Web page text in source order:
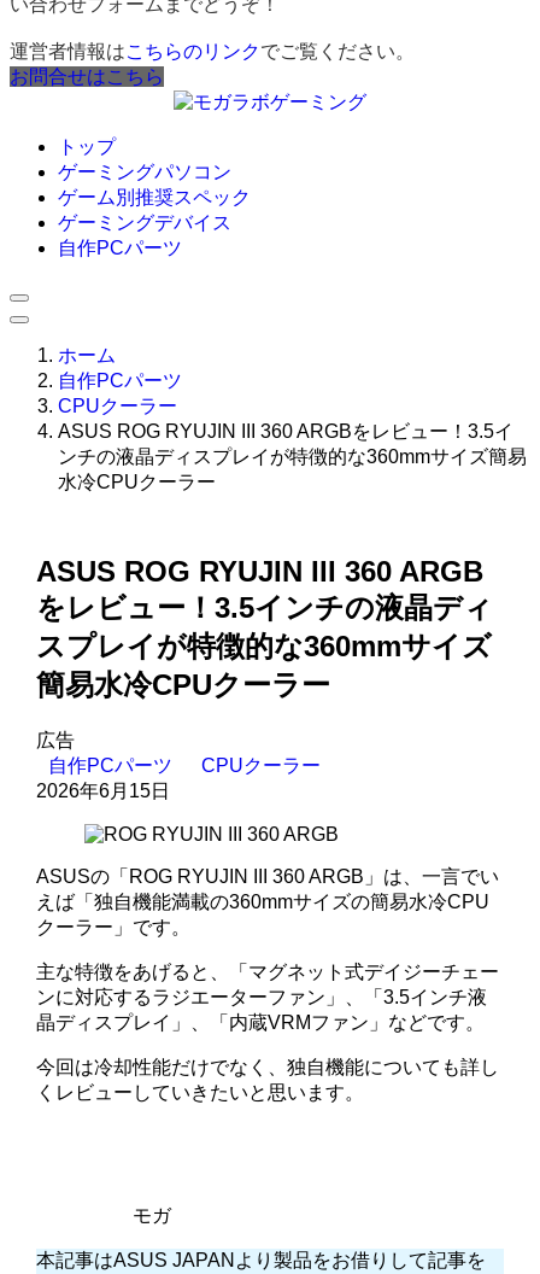
い合わせフォームまでどうぞ！
運営者情報はこちらのリンクでご覧ください。
お問合せはこちら
トップ
ゲーミングパソコン
ゲーム別推奨スペック
ゲーミングデバイス
自作PCパーツ
ホーム
自作PCパーツ
CPUクーラー
ASUS ROG RYUJIN III 360 ARGBをレビュー！3.5イ
ンチの液晶ディスプレイが特徴的な360mmサイズ簡易
水冷CPUクーラー
ASUS ROG RYUJIN III 360 ARGB
をレビュー！3.5インチの液晶ディ
スプレイが特徴的な360mmサイズ
簡易水冷CPUクーラー
広告
自作PCパーツ
CPUクーラー
2026年6月15日
ASUSの「ROG RYUJIN III 360 ARGB」は、一言でい
えば「独自機能満載の360mmサイズの簡易水冷CPU
クーラー」です。
主な特徴をあげると、「マグネット式デイジーチェー
ンに対応するラジエーターファン」、「3.5インチ液
晶ディスプレイ」、「内蔵VRMファン」などです。
今回は冷却性能だけでなく、独自機能についても詳し
くレビューしていきたいと思います。
モガ
本記事はASUS JAPANより製品をお借りして記事を